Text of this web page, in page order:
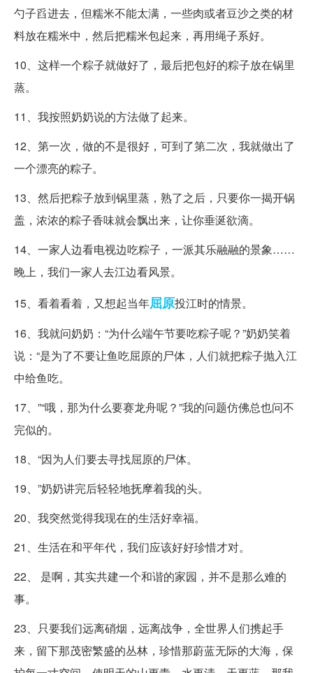
勺子舀进去，但糯米不能太满，一些肉或者豆沙之类的材
料放在糯米中，然后把糯米包起来，再用绳子系好。
10、这样一个粽子就做好了，最后把包好的粽子放在锅里
蒸。
11、我按照奶奶说的方法做了起来。
12、第一次，做的不是很好，可到了第二次，我就做出了
一个漂亮的粽子。
13、然后把粽子放到锅里蒸，熟了之后，只要你一揭开锅
盖，浓浓的粽子香味就会飘出来，让你垂涎欲滴。
14、一家人边看电视边吃粽子，一派其乐融融的景象……
晚上，我们一家人去江边看风景。
15、看着看着，又想起当年屈原投江时的情景。
16、我就问奶奶：“为什么端午节要吃粽子呢？”奶奶笑着
说：“是为了不要让鱼吃屈原的尸体，人们就把粽子抛入江
中给鱼吃。
17、”“哦，那为什么要赛龙舟呢？”我的问题仿佛总也问不
完似的。
18、“因为人们要去寻找屈原的尸体。
19、”奶奶讲完后轻轻地抚摩着我的头。
20、我突然觉得我现在的生活好幸福。
21、生活在和平年代，我们应该好好珍惜才对。
22、 是啊，其实共建一个和谐的家园，并不是那么难的
事。
23、只要我们远离硝烟，远离战争，全世界人们携起手
来，留下那茂密繁盛的丛林，珍惜那蔚蓝无际的大海，保